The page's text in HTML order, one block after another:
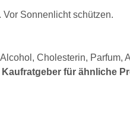
Vor Sonnenlicht schützen.
Cholesterin,
Kaufratgeber für ähnliche